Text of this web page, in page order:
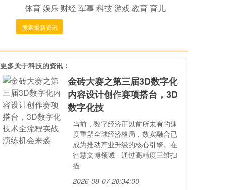
体育娱乐 财经军事科技游戏教育育儿
搜索最新资讯
更多关于科技的资讯：
金砖大赛之第三届3D数字化
内容设计创作赛项搭台，3D
数字化技
当前，数字经济正以前所未有的速
度重塑全球经济格局，数实融合已
成为推动产业升级的核心引擎。在
智慧文博领域，通过高精度三维扫
描
2026-08-07 20:34:00